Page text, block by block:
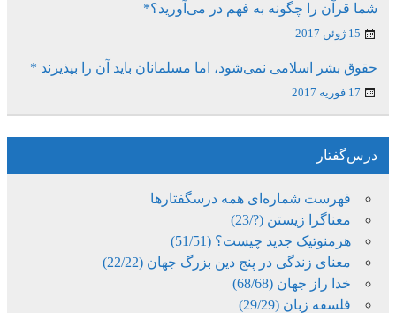
شما قرآن را چگونه به فهم در می‌آورید؟*
15 ژوئن 2017
حقوق بشر اسلامی نمی‌شود، اما مسلمانان باید آن را بپذیرند *
17 فوریه 2017
درس‌گفتار
فهرست شماره‌ای همه درسگفتارها
معناگرا زیستن (?/23)
هرمنوتیک جدید چیست؟ (51/51)
معنای زندگی در پنج دین بزرگ جهان (22/22)
خدا راز جهان (68/68)
فلسفه زبان (29/29)